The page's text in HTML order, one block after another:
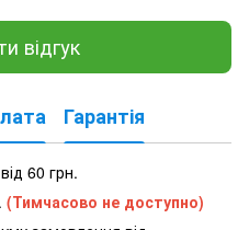
відгук
Гарантія
60 грн.
(Тимчасово не доступно)